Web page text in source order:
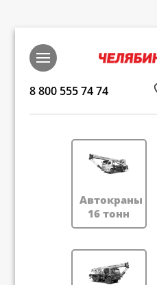
8 800 555 74 74
Автокраны
16 тонн